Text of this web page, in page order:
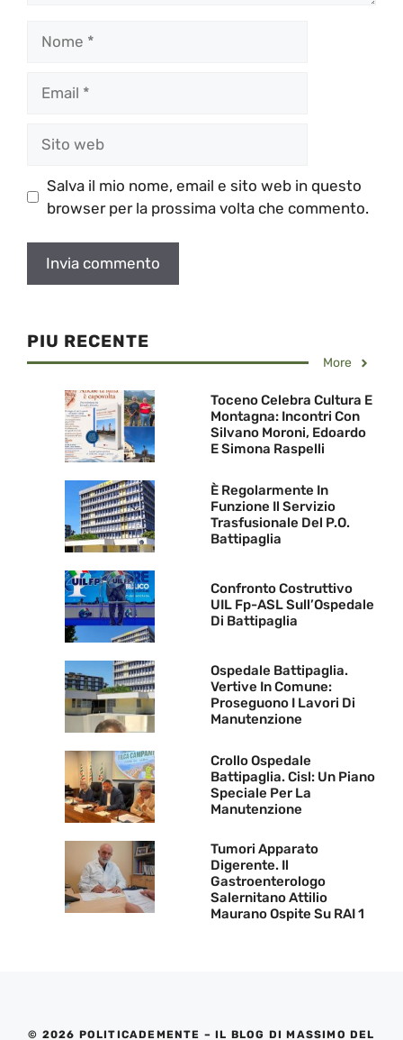
web
Salva il mio nome, email e sito web in questo
browser per la prossima volta che commento.
PIU RECENTE
More
Toceno Celebra Cultura E
Montagna: Incontri Con
Silvano Moroni, Edoardo
E Simona Raspelli
È Regolarmente In
Funzione Il Servizio
Trasfusionale Del P.O.
Battipaglia
Confronto Costruttivo
UIL Fp-ASL Sull’Ospedale
Di Battipaglia
Ospedale Battipaglia.
Vertive In Comune:
Proseguono I Lavori Di
Manutenzione
Crollo Ospedale
Battipaglia. Cisl: Un Piano
Speciale Per La
Manutenzione
Tumori Apparato
Digerente. Il
Gastroenterologo
Salernitano Attilio
Maurano Ospite Su RAI 1
© 2026 POLITICADEMENTE – IL BLOG DI MASSIMO DEL